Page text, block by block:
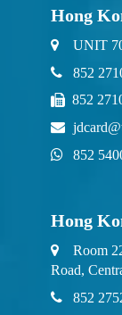
Hong
UNIT
852
852
852
Hong
Room
Road,
852